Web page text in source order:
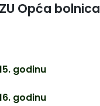
Opća bolnica
godinu
godinu